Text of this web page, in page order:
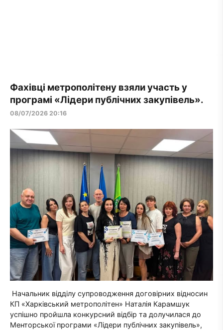
Фахівці метрополітену взяли участь у
програмі «Лідери публічних закупівель».
08/07/2026 20:16
Начальник відділу супроводження договірних відносин
КП «Харківський метрополітен» Наталія Карамшук
успішно пройшла конкурсний відбір та долучилася до
Менторської програми «Лідери публічних закупівель»,